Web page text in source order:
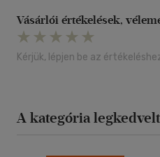
Vásárlói értékelések,
Kérjük, lépjen be az
A kategória